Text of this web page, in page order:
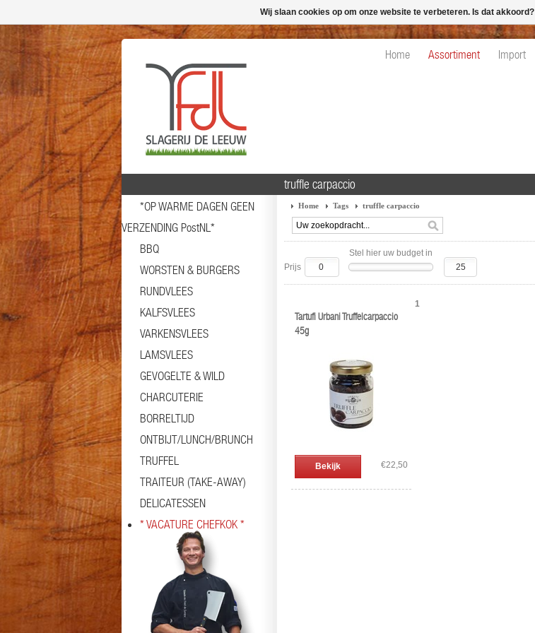
Home Assortiment Import
*OP WARME DAGEN GEEN
VERZENDING PostNL*
BBQ
WORSTEN & BURGERS
RUNDVLEES
KALFSVLEES
VARKENSVLEES
LAMSVLEES
GEVOGELTE & WILD
CHARCUTERIE
BORRELTIJD
ONTBIJT/LUNCH/BRUNCH
TRUFFEL
TRAITEUR (TAKE-AWAY)
DELICATESSEN
* VACATURE CHEFKOK *
truffle carpaccio
Home Tags truffle carpaccio
Stel hier uw budget in
Prijs
Tartufi Urbani Truffelcarpaccio
45g
Bekijk €22,50
1
Wij slaan cookies op om onze website te verbeteren. Is dat akkoord?